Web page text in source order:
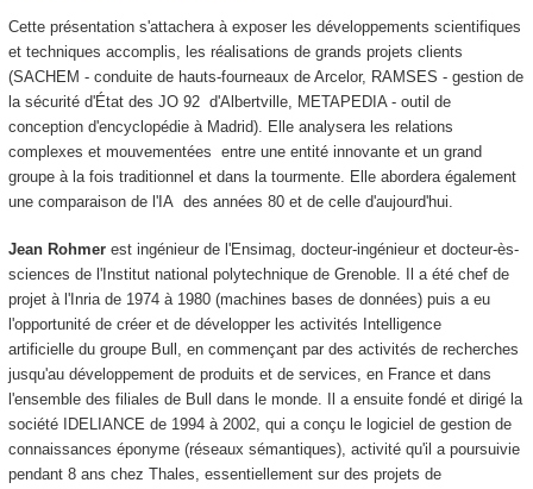
Cette présentation s'attachera à exposer les développements scientifiques
et techniques accomplis, les réalisations de grands projets clients
(SACHEM - conduite de hauts-fourneaux de Arcelor, RAMSES - gestion de
la sécurité d'État des JO 92 d'Albertville, METAPEDIA - outil de
conception d'encyclopédie à Madrid). Elle analysera les relations
complexes et mouvementées entre une entité innovante et un grand
groupe à la fois traditionnel et dans la tourmente. Elle abordera également
une comparaison de l'IA des années 80 et de celle d'aujourd'hui.
Jean Rohmerest ingénieur de l'Ensimag, docteur-ingénieur et docteur-ès-
sciences de l'Institut national polytechnique de Grenoble. Il a été chef de
projet à l'Inria de 1974 à 1980 (machines bases de données) puis a eu
l'opportunité de créer et de développer les activités Intelligence
artificielle du groupe Bull, en commençant par des activités de recherches
jusqu'au développement de produits et de services, en France et dans
l'ensemble des filiales de Bull dans le monde. Il a ensuite fondé et dirigé la
société IDELIANCE de 1994 à 2002, qui a conçu le logiciel de gestion de
connaissances éponyme (réseaux sémantiques), activité qu'il a poursuivie
pendant 8 ans chez Thales, essentiellement sur des projets de